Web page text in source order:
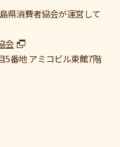
県消費者協会が運営して
会
5番地 アミコビル東館7階